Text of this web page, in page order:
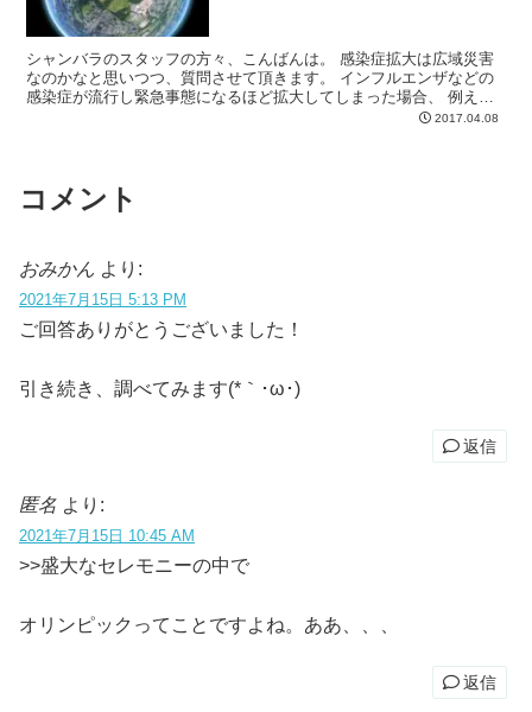
シャンバラのスタッフの方々、こんばんは。 感染症拡大は広域災害
なのかなと思いつつ、質問させて頂きます。 インフルエンザなどの
感染症が流行し緊急事態になるほど拡大してしまった場合、 例え
ば、東京都では、不要不急の外出を自粛するなどの措置が取ら...
2017.04.08
コメント
おみかん より:
2021年7月15日 5:13 PM
ご回答ありがとうございました！
引き続き、調べてみます(*｀･ω･)ゞ
返信
匿名 より:
2021年7月15日 10:45 AM
>>盛大なセレモニーの中で
オリンピックってことですよね。ああ、、、
返信